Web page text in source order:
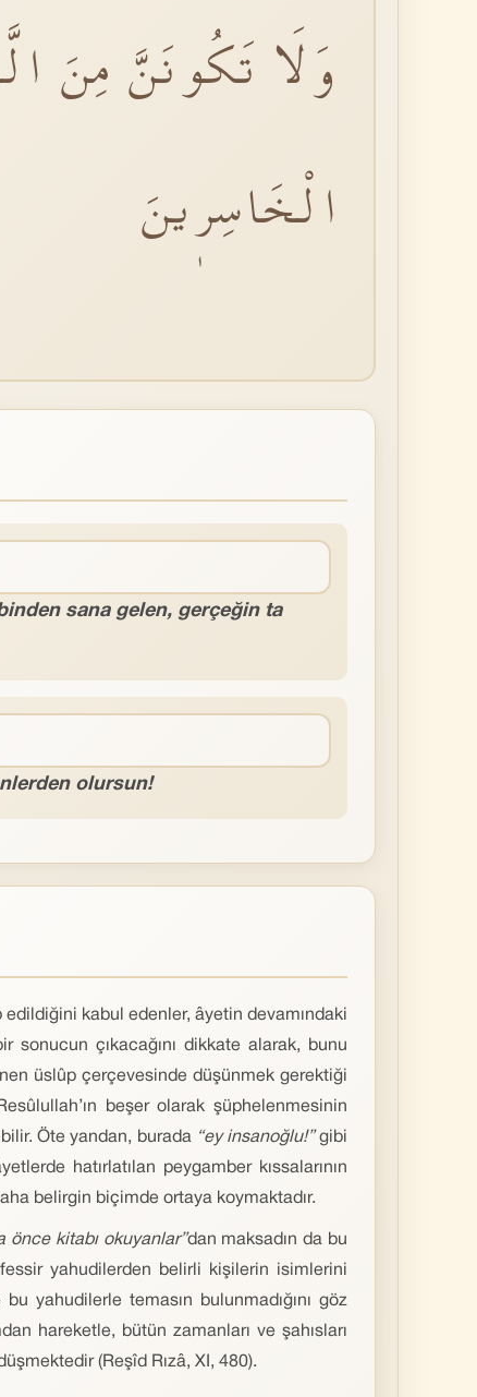
وَلَا تَكُونَنَّ مِنَ
الْخَاسِرٖينَ
sana gelen, gerçeğin ta
olursun!
edildiğini kabul edenler, âyetin devamındaki
sonucun çıkacağını dikkate alarak, bunu
üslûp çerçevesinde düşünmek gerektiği
beşer olarak şüphelenmesinin
Öte yandan, burada “ey insanoğlu!”gibi
hatırlatılan peygamber kıssalarının
belirgin biçimde ortaya koymaktadır.
önce kitabı okuyanlar”dan maksadın da bu
yahudilerden belirli kişilerin isimlerini
yahudilerle temasın bulunmadığını göz
hareketle, bütün zamanları ve şahısları
(Reşîd Rızâ, XI, 480).